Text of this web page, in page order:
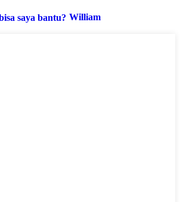
William